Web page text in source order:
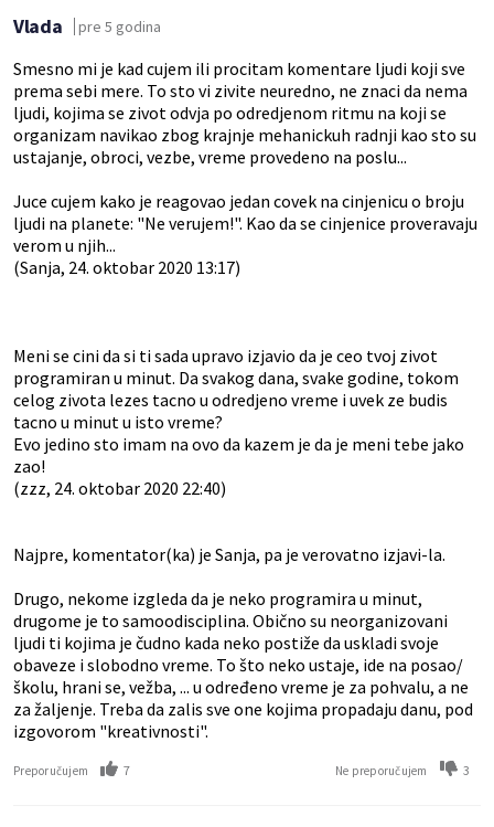
Vlada pre 5 godina
Smesno mi je kad cujem ili procitam komentare ljudi koji sve
prema sebi mere. To sto vi zivite neuredno, ne znaci da nema
ljudi, kojima se zivot odvja po odredjenom ritmu na koji se
organizam navikao zbog krajnje mehanickuh radnji kao sto su
ustajanje, obroci, vezbe, vreme provedeno na poslu...
Juce cujem kako je reagovao jedan covek na cinjenicu o broju
ljudi na planete: "Ne verujem!". Kao da se cinjenice proveravaju
verom u njih...
(Sanja, 24. oktobar 2020 13:17)
Meni se cini da si ti sada upravo izjavio da je ceo tvoj zivot
programiran u minut. Da svakog dana, svake godine, tokom
celog zivota lezes tacno u odredjeno vreme i uvek ze budis
tacno u minut u isto vreme?
Evo jedino sto imam na ovo da kazem je da je meni tebe jako
zao!
(zzz, 24. oktobar 2020 22:40)
Najpre, komentator(ka) je Sanja, pa je verovatno izjavi-la.
Drugo, nekome izgleda da je neko programira u minut,
drugome je to samoodisciplina. Obično su neorganizovani
ljudi ti kojima je čudno kada neko postiže da uskladi svoje
obaveze i slobodno vreme. To što neko ustaje, ide na posao/
školu, hrani se, vežba, ... u određeno vreme je za pohvalu, a ne
za žaljenje. Treba da zalis sve one kojima propadaju danu, pod
izgovorom "kreativnosti".
Preporučujem 7 Ne preporučujem 3